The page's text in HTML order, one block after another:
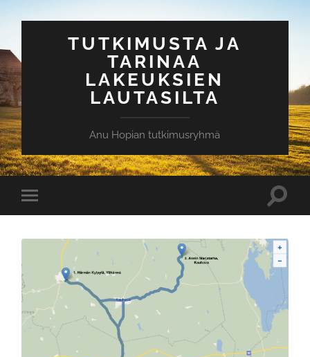
TUTKIMUSTA JA
TARINAA
LAKEUKSIEN
LAUTASILTA
Anu Hopian tutkimusryhmä
Toggle
mobile
Toggle